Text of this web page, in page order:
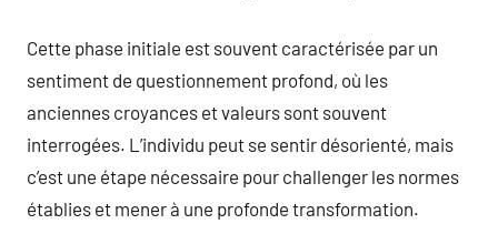
Cette phase initiale est souvent caractérisée par un
sentiment de questionnement profond, où les
anciennes croyances et valeurs sont souvent
interrogées. L’individu peut se sentir désorienté, mais
c’est une étape nécessaire pour challenger les normes
établies et mener à une profonde transformation.